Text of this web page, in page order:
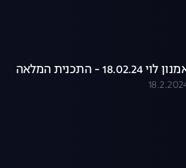
לוי 18.02.24 - התכנית המלאה